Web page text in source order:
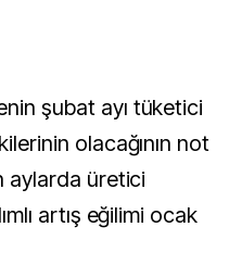
şubat ayı tüketici
olacağının not
aylarda üretici
artış eğilimi ocak